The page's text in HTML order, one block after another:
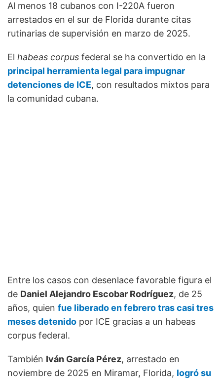
Al menos 18 cubanos con I-220A fueron
arrestados en el sur de Florida durante citas
rutinarias de supervisión en marzo de 2025.
El habeas corpus federal se ha convertido en la
principal herramienta legal para impugnar
detenciones de ICE, con resultados mixtos para
la comunidad cubana.
Entre los casos con desenlace favorable figura el
de Daniel Alejandro Escobar Rodríguez, de 25
años, quien fue liberado en febrero tras casi tres
meses detenido por ICE gracias a un habeas
corpus federal.
También Iván García Pérez, arrestado en
noviembre de 2025 en Miramar, Florida, logró su